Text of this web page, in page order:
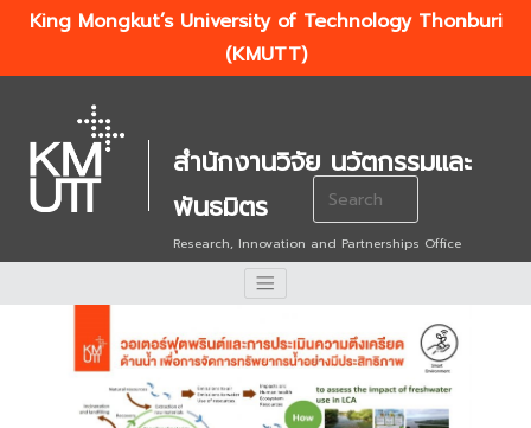
King Mongkut’s University of Technology Thonburi
(KMUTT)
สำนักงานวิจัย นวัตกรรมและ
พันธมิตร
Research, Innovation and Partnerships Office
Search
for: